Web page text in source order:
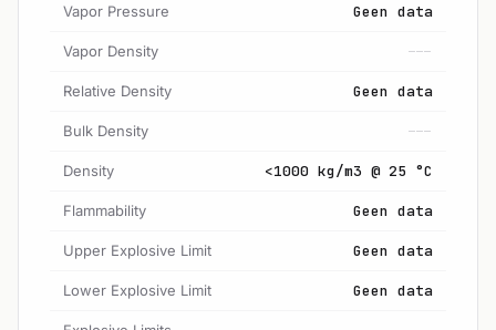
Vapor Pressure Geen data
Vapor Density ---
Relative Density Geen data
Bulk Density ---
Density <1000 kg/m3 @ 25 °C
Flammability Geen data
Upper Explosive Limit Geen data
Lower Explosive Limit Geen data